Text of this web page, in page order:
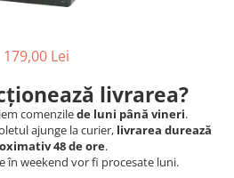
179,00 Lei
livrarea?
comenzilede luni până vineri.
ajunge la curier, livrarea durează
48 de ore.
în weekend vor fi procesate luni.